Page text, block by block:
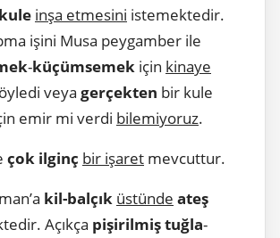
inşa etmesini istemektedir.
işini Musa peygamber ile
-küçümsemek için kinaye
veya gerçekten bir kule
emir mi verdi bilemiyoruz.
çok ilginç bir işaret mevcuttur.
kil-balçık üstünde ateş
Açıkça pişirilmiş tuğla-